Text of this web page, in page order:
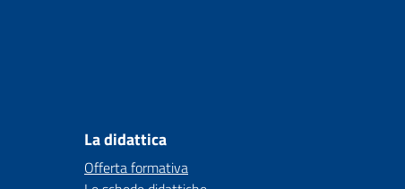
La didattica
Offerta formativa